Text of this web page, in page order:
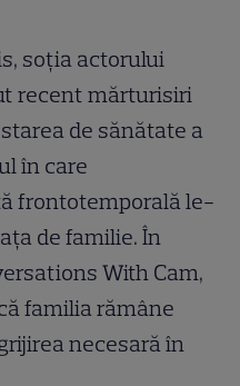
soția actorului
recent mărturisiri
de sănătate a
în care
frontotemporală le-
de familie. În
With Cam,
familia rămâne
necesară în